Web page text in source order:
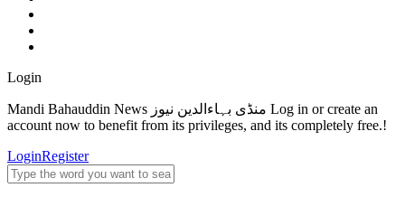
Login
Mandi Bahauddin News منڈی بہاءالدین نیوز Log in or create an
account now to benefit from its privileges, and its completely free.!
LoginRegister